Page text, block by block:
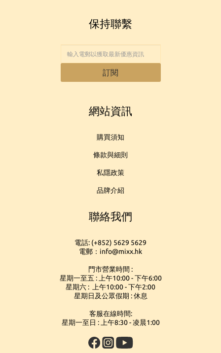
保持聯繫
訂閱
網站資訊
購買須知
條款與細則
私隱政策
品牌介紹
聯絡我們
電話: (+852) 5629 5629
電郵：info@mixx.hk
門市營業時間 :
星期一至五 : 上午10:00 - 下午6:00
星期六 : 上午10:00 - 下午2:00
星期日及公眾假期 : 休息
客服在線時間:
星期一至日 : 上午8:30 - 凌晨1:00